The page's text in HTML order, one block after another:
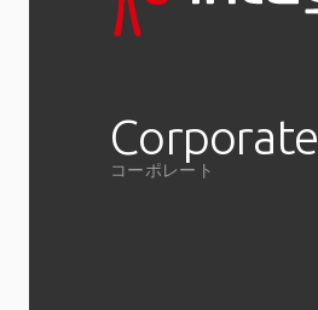
Corporate
コーポレート